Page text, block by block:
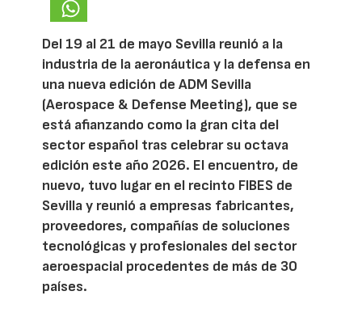
Del 19 al 21 de mayo Sevilla reunió a la
industria de la aeronáutica y la defensa en
una nueva edición de ADM Sevilla
(Aerospace & Defense Meeting), que se
está afianzando como la gran cita del
sector español tras celebrar su octava
edición este año 2026. El encuentro, de
nuevo, tuvo lugar en el recinto FIBES de
Sevilla y reunió a empresas fabricantes,
proveedores, compañías de soluciones
tecnológicas y profesionales del sector
aeroespacial procedentes de más de 30
países.